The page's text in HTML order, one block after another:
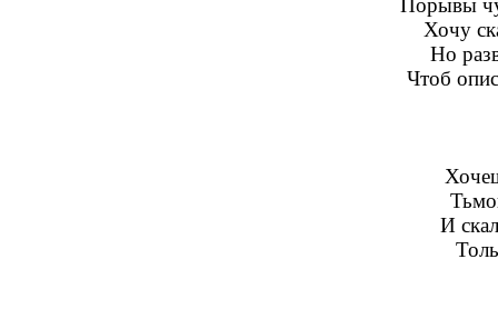
Порывы
Хочу
Но
Чтоб
И